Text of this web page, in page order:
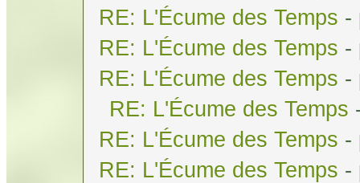
RE: L'Écume des Temps -
RE: L'Écume des Temps -
RE: L'Écume des Temps -
RE: L'Écume des Temps
RE: L'Écume des Temps -
RE: L'Écume des Temps -